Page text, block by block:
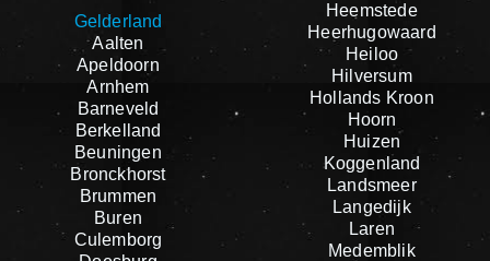
Gelderland
Aalten
Apeldoorn
Arnhem
Barneveld
Berkelland
Beuningen
Bronckhorst
Brummen
Buren
Culemborg
Heemstede
Heerhugowaard
Heiloo
Hilversum
Hollands Kroon
Hoorn
Huizen
Koggenland
Landsmeer
Langedijk
Laren
Medemblik